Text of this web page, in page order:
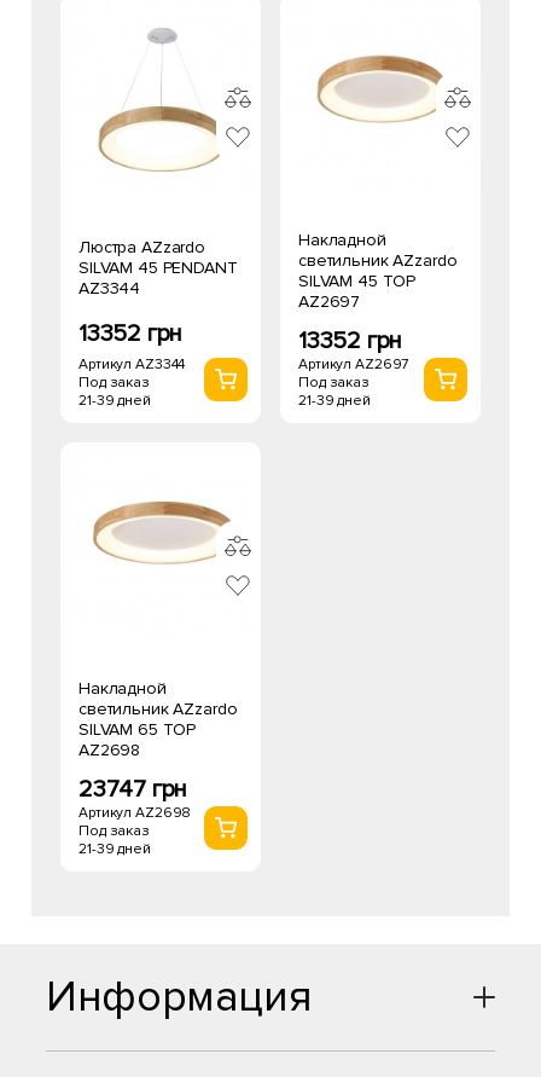
Люстра AZzardo
SILVAM 45 PENDANT
AZ3344
13352 грн
Артикул AZ3344
Под заказ
21-39 дней
Накладной
светильник AZzardo
SILVAM 45 TOP
AZ2697
13352 грн
Артикул AZ2697
Под заказ
21-39 дней
Накладной
светильник AZzardo
SILVAM 65 TOP
AZ2698
23747 грн
Артикул AZ2698
Под заказ
21-39 дней
Информация